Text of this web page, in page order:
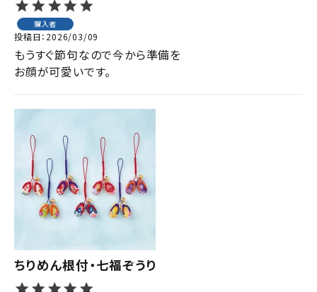
購入者
投稿日 2026/03/09
もうすぐ節句なので今から準備を
お顔が可愛いです。
ちりめん根付・七福ぞうり